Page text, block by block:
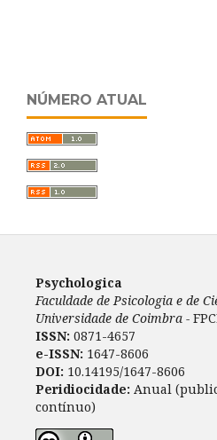
NÚMERO ATUAL
Psychologica
Faculdade de Psicologia e de
Universidade de Coimbra -
ISSN: 0871-4657
e-ISSN: 1647-8606
DOI: 10.14195/1647-8606
Peridiocidade: Anual
contínuo)